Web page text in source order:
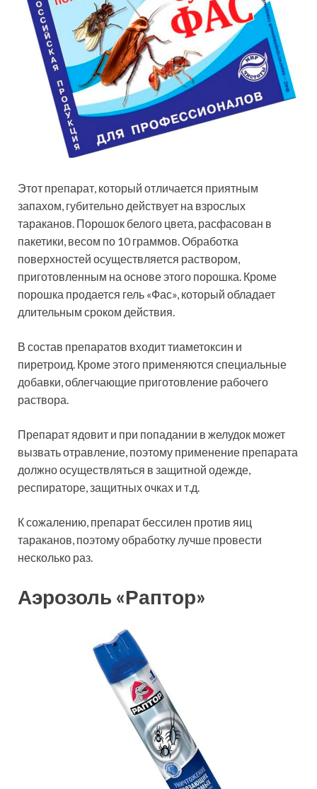
Этот препарат, который отличается приятным
запахом, губительно действует на взрослых
тараканов. Порошок белого цвета, расфасован в
пакетики, весом по 10 граммов. Обработка
поверхностей осуществляется раствором,
приготовленным на основе этого порошка. Кроме
порошка продается гель «Фас», который обладает
длительным сроком действия.
В состав препаратов входит тиаметоксин и
пиретроид. Кроме этого применяются специальные
добавки, облегчающие приготовление рабочего
раствора.
Препарат ядовит и при попадании в желудок может
вызвать отравление, поэтому применение препарата
должно осуществляться в защитной одежде,
респираторе, защитных очках и т.д.
К сожалению, препарат бессилен против яиц
тараканов, поэтому обработку лучше провести
несколько раз.
Аэрозоль «Раптор»